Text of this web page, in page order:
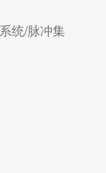
统/脉冲集